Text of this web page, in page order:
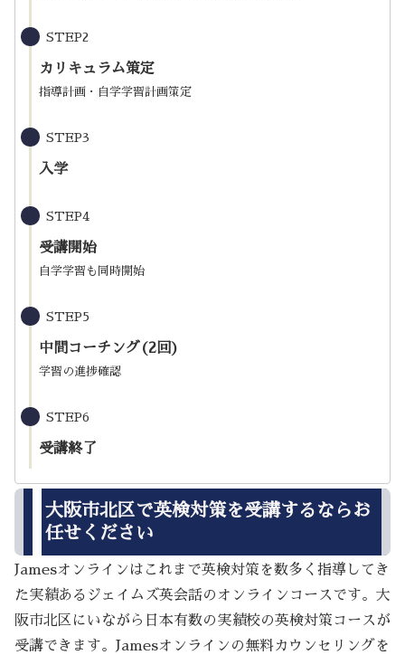
STEP2
カリキュラム策定
指導計画・自学学習計画策定
STEP3
入学
STEP4
受講開始
自学学習も同時開始
STEP5
中間コーチング(2回)
学習の進捗確認
STEP6
受講終了
大阪市北区で英検対策を受講するならお
任せください
Jamesオンラインはこれまで英検対策を数多く指導してき
た実績あるジェイムズ英会話のオンラインコースです。大
阪市北区にいながら日本有数の実績校の英検対策コースが
受講できます。Jamesオンラインの無料カウンセリングを